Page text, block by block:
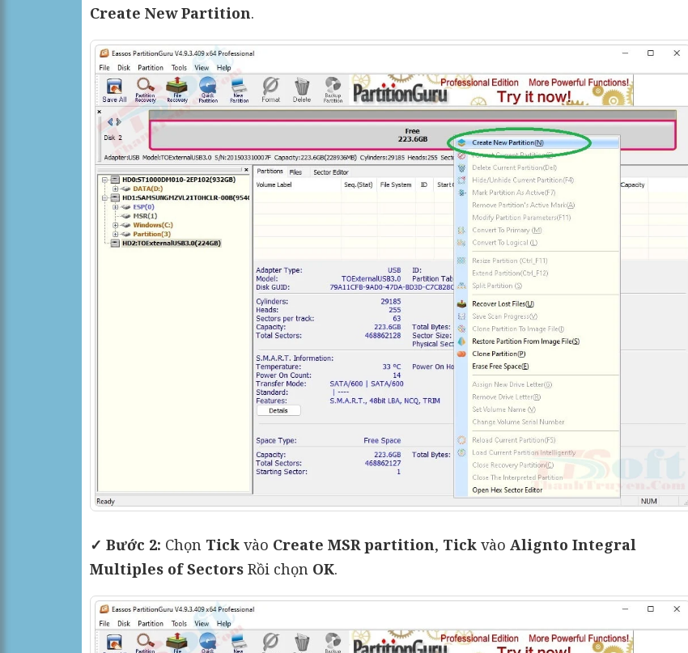
Create New Partition.
✓ Bước 2: Chọn Tickvào Create MSR partition, Tickvào Alignto Integral
Multiples of SectorsRồi chọn OK.